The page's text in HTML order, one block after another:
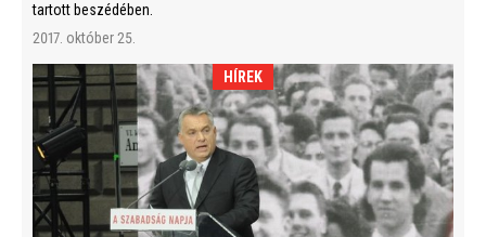
tartott beszédében.
2017. október 25.
HÍREK